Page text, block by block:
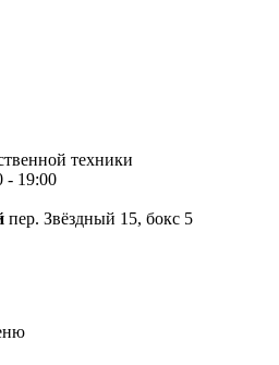
техники
- 19:00
пер. Звёздный 15, бокс 5